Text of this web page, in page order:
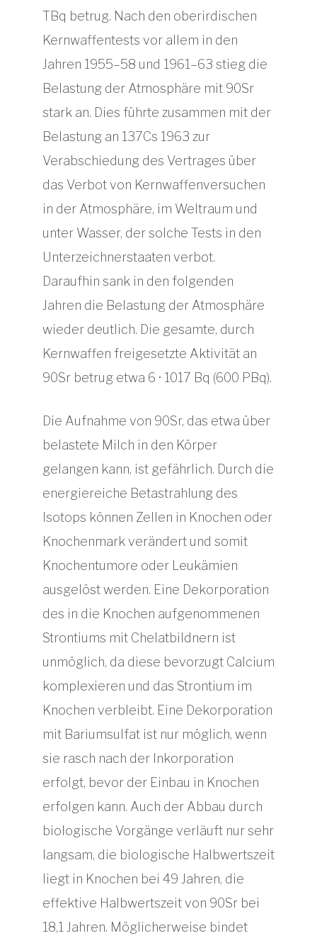
TBq betrug. Nach den oberirdischen
Kernwaffentests vor allem in den
Jahren 1955–58 und 1961–63 stieg die
Belastung der Atmosphäre mit 90Sr
stark an. Dies führte zusammen mit der
Belastung an 137Cs 1963 zur
Verabschiedung des Vertrages über
das Verbot von Kernwaffenversuchen
in der Atmosphäre, im Weltraum und
unter Wasser, der solche Tests in den
Unterzeichnerstaaten verbot.
Daraufhin sank in den folgenden
Jahren die Belastung der Atmosphäre
wieder deutlich. Die gesamte, durch
Kernwaffen freigesetzte Aktivität an
90Sr betrug etwa 6 · 1017 Bq (600 PBq).
Die Aufnahme von 90Sr, das etwa über
belastete Milch in den Körper
gelangen kann, ist gefährlich. Durch die
energiereiche Betastrahlung des
Isotops können Zellen in Knochen oder
Knochenmark verändert und somit
Knochentumore oder Leukämien
ausgelöst werden. Eine Dekorporation
des in die Knochen aufgenommenen
Strontiums mit Chelatbildnern ist
unmöglich, da diese bevorzugt Calcium
komplexieren und das Strontium im
Knochen verbleibt. Eine Dekorporation
mit Bariumsulfat ist nur möglich, wenn
sie rasch nach der Inkorporation
erfolgt, bevor der Einbau in Knochen
erfolgen kann. Auch der Abbau durch
biologische Vorgänge verläuft nur sehr
langsam, die biologische Halbwertszeit
liegt in Knochen bei 49 Jahren, die
effektive Halbwertszeit von 90Sr bei
18,1 Jahren. Möglicherweise bindet